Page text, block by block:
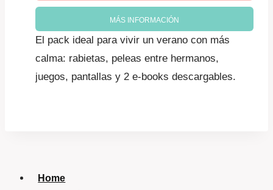
F.
323.689.912,45Bs
F.
MÁS INFORMACIÓN
El pack ideal para vivir un verano con más
calma: rabietas, peleas entre hermanos,
juegos, pantallas y 2 e-books descargables.
Home